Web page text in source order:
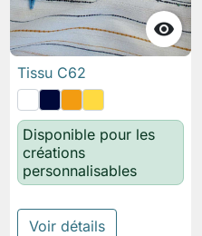

Tissu C62
Disponible pour les
créations
personnalisables
Voir détails